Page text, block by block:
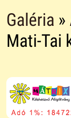
Galéria »
Mati-Tai